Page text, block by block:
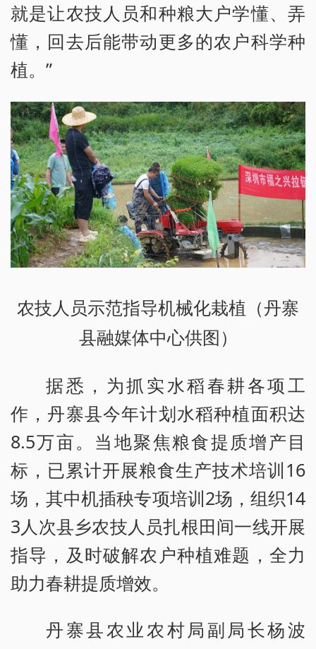
就是让农技人员和种粮大户学懂、弄
懂，回去后能带动更多的农户科学种
植。”
农技人员示范指导机械化栽植（丹寨
县融媒体中心供图）
据悉，为抓实水稻春耕各项工
作，丹寨县今年计划水稻种植面积达
8.5万亩。当地聚焦粮食提质增产目
标，已累计开展粮食生产技术培训16
场，其中机插秧专项培训2场，组织14
3人次县乡农技人员扎根田间一线开展
指导，及时破解农户种植难题，全力
助力春耕提质增效。
丹寨县农业农村局副局长杨波